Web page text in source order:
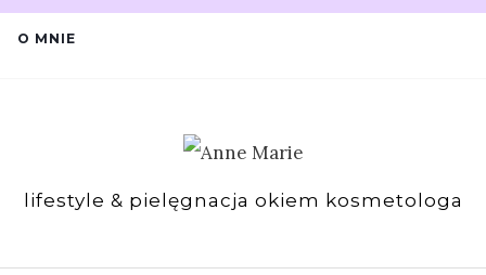
O MNIE
lifestyle & pielęgnacja okiem kosmetologa